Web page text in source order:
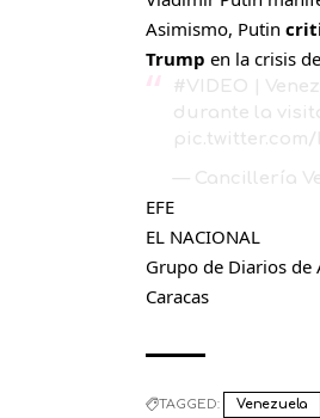
Asimismo, Putin
Trump en la crisis
#VIDEO |
durante la
pic.twitter.com/
— Cancillería
EFE
EL NACIONAL
Grupo de Diarios de
Caracas
TAGGED: Venezuela